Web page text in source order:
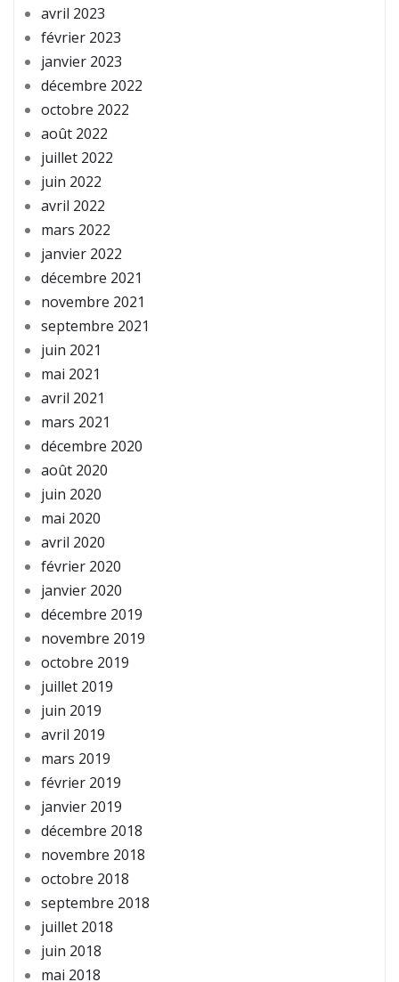
avril 2023
février 2023
janvier 2023
décembre 2022
octobre 2022
août 2022
juillet 2022
juin 2022
avril 2022
mars 2022
janvier 2022
décembre 2021
novembre 2021
septembre 2021
juin 2021
mai 2021
avril 2021
mars 2021
décembre 2020
août 2020
juin 2020
mai 2020
avril 2020
février 2020
janvier 2020
décembre 2019
novembre 2019
octobre 2019
juillet 2019
juin 2019
avril 2019
mars 2019
février 2019
janvier 2019
décembre 2018
novembre 2018
octobre 2018
septembre 2018
juillet 2018
juin 2018
mai 2018